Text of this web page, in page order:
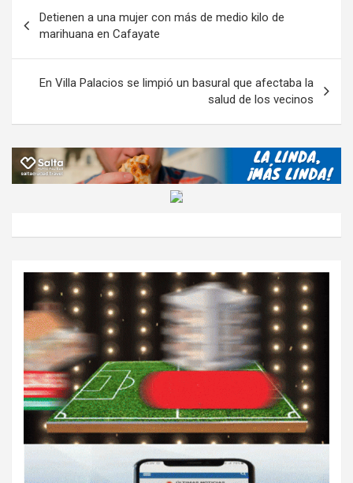
o
k
p
p
m
M
ail
er
ar
tir
de
entradas
Detienen a una mujer con más de medio kilo de
marihuana en Cafayate
En Villa Palacios se limpió un basural que afectaba la
salud de los vecinos